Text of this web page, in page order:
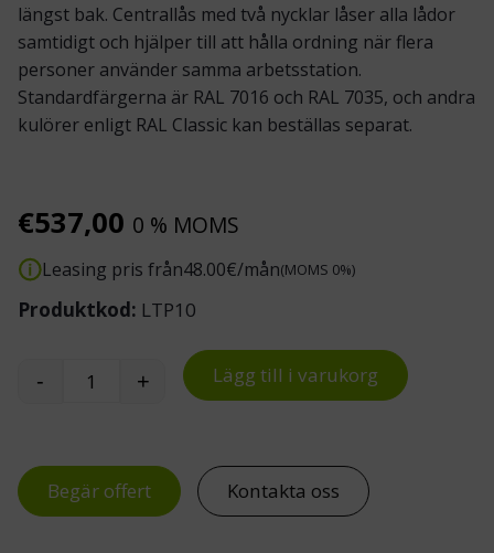
längst bak. Centrallås med två nycklar låser alla lådor
samtidigt och hjälper till att hålla ordning när flera
personer använder samma arbetsstation.
Standardfärgerna är RAL 7016 och RAL 7035, och andra
kulörer enligt RAL Classic kan beställas separat.
€537,00 0 % MOMS
Leasing pris från48.00€/mån(MOMS 0%)
Produktkod: LTP10
Lådhurts 10 till Handy Industrial-arbetsbänk
- + Lägg till i varukorg
Begär offert Kontakta oss